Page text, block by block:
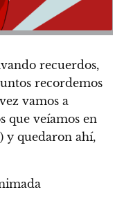
recuerdos,
recordemos
vamos a
que veíamos en
y quedaron ahí,